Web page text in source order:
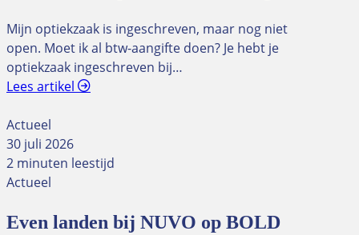
Mijn optiekzaak is ingeschreven, maar nog niet
open. Moet ik al btw-aangifte doen? Je hebt je
optiekzaak ingeschreven bij…
Lees artikel
Actueel
30 juli 2026
2 minuten leestijd
Actueel
Even landen bij NUVO op BOLD